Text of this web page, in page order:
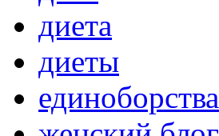
диета
диеты
единоборства